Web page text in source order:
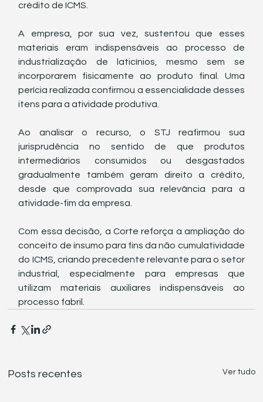
crédito de ICMS.
A empresa, por sua vez, sustentou que esses
materiais eram indispensáveis ao processo de
industrialização de laticínios, mesmo sem se
incorporarem fisicamente ao produto final. Uma
perícia realizada confirmou a essencialidade desses
itens para a atividade produtiva.
Ao analisar o recurso, o STJ reafirmou sua
jurisprudência no sentido de que produtos
intermediários consumidos ou desgastados
gradualmente também geram direito a crédito,
desde que comprovada sua relevância para a
atividade-fim da empresa.
Com essa decisão, a Corte reforça a ampliação do
conceito de insumo para fins da não cumulatividade
do ICMS, criando precedente relevante para o setor
industrial, especialmente para empresas que
utilizam materiais auxiliares indispensáveis ao
processo fabril.
Posts recentes Ver tudo